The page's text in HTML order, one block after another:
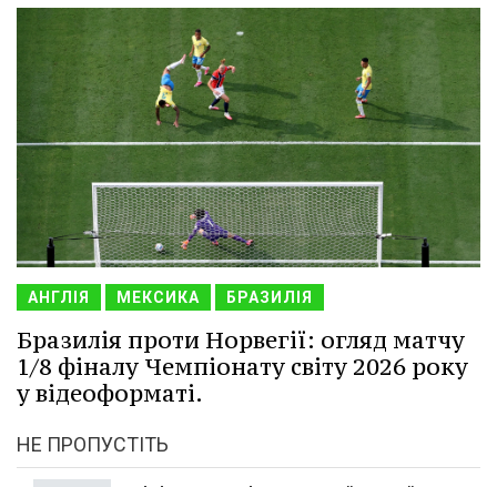
АНГЛІЯ МЕКСИКА БРАЗИЛІЯ
Бразилія проти Норвегії: огляд матчу
1/8 фіналу Чемпіонату світу 2026 року
у відеоформаті.
НЕ ПРОПУСТІТЬ